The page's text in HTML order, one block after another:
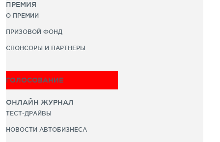
ПРЕМИЯ
О ПРЕМИИ
ПРИЗОВОЙ ФОНД
СПОНСОРЫ И ПАРТНЕРЫ
ГОЛОСОВАНИЕ
ОНЛАЙН ЖУРНАЛ
ТЕСТ-ДРАЙВЫ
НОВОСТИ АВТОБИЗНЕСА